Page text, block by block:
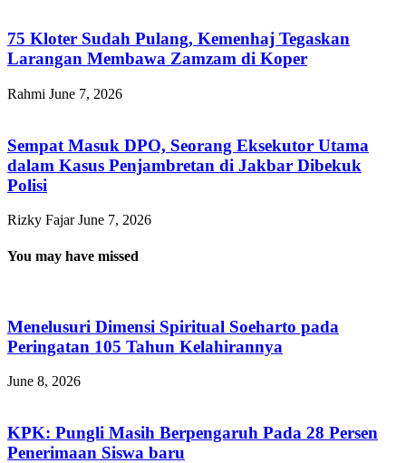
75 Kloter Sudah Pulang, Kemenhaj Tegaskan
Larangan Membawa Zamzam di Koper
Rahmi June 7, 2026
Sempat Masuk DPO, Seorang Eksekutor Utama
dalam Kasus Penjambretan di Jakbar Dibekuk
Polisi
Rizky FajarJune 7, 2026
You may have missed
Menelusuri Dimensi Spiritual Soeharto pada
Peringatan 105 Tahun Kelahirannya
June 8, 2026
KPK: Pungli Masih Berpengaruh Pada 28 Persen
Penerimaan Siswa baru